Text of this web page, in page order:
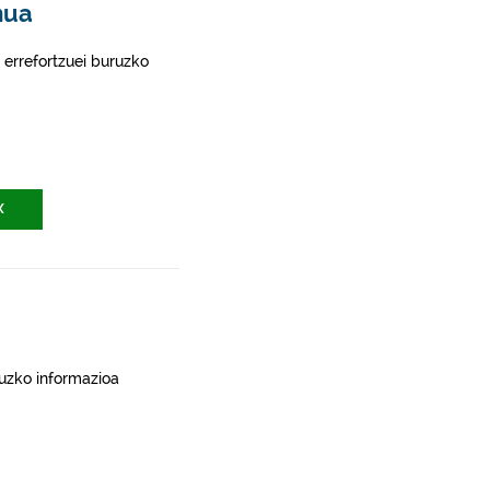
buruzko
informazioa